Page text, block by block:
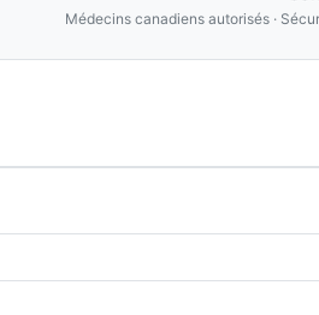
Médecins canadiens autorisés ·